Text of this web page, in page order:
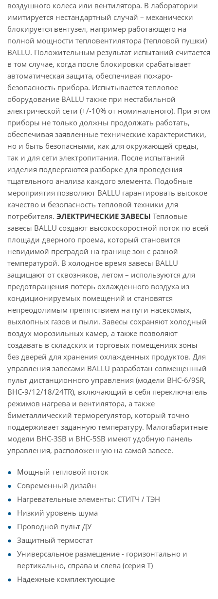
воздушного колеса или вентилятора. В лаборатории
имитируется нестандартный случай – механически
блокируется вентузел, например работающего на
полной мощности тепловентилятора (тепловой пушки)
BALLU. Положительным результат испытаний считается
в том случае, когда после блокировки срабатывает
автоматическая защита, обеспечивая пожаро-
безопасность прибора. Испытывается тепловое
оборудование BALLU также при нестабильной
электрической сети (+/-10% от номинального). При этом
приборы не только должны продолжать работать,
обеспечивая заявленные технические характеристики,
но и быть безопасными, как для окружающей среды,
так и для сети электропитания. После испытаний
изделия подвергаются разборке для проведения
тщательного анализа каждого элемента. Подобные
мероприятия позволяют BALLU гарантировать высокое
качество и безопасность тепловой техники для
потребителя. ЭЛЕКТРИЧЕСКИЕ ЗАВЕСЫ Тепловые
завесы BALLU создают высокоскоростной поток по всей
площади дверного проема, который становится
невидимой преградой на границе зон с разной
температурой. В холодное время завесы BALLU
защищают от сквозняков, летом – используются для
предотвращения потерь охлажденного воздуха из
кондиционируемых помещений и становятся
непреодолимым препятствием на пути насекомых,
выхлопных газов и пыли. Завесы сохраняют холодный
воздух морозильных камер, а также позволяют
создавать в складских и торговых помещениях зоны
без дверей для хранения охлажденных продуктов. Для
управления завесами BALLU разработан совмещенный
пульт дистанционного управления (модели BHC-6/9SR,
BHC-9/12/18/24TR), включающий в себя переключатель
режимов нагрева и вентилятора, а также
биметаллический терморегулятор, который точно
поддерживает заданную температуру. Малогабаритные
модели BHC-3SB и BHC-5SB имеют удобную панель
управления, расположенную на самой завесе.
Мощный тепловой поток
Современный дизайн
Нагревательные элементы: СТИТЧ / ТЭН
Низкий уровень шума
Проводной пульт ДУ
Защитный термостат
Универсальное размещение - горизонтально и
вертикально, справа и слева (серия Т)
Надежные комплектующие